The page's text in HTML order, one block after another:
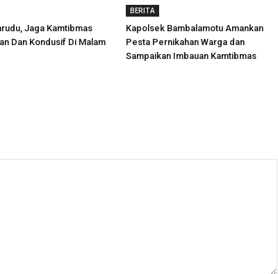
Jaga Kamtibmas
Dan Kondusif Di Malam
BERITA
Kapolsek Bambalamotu Amankan
Pesta Pernikahan Warga dan
Sampaikan Imbauan Kamtibmas